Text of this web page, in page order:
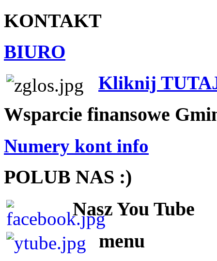
KONTAKT
BIURO
Kliknij
Wsparcie finansowe
Numery kont info
POLUB NAS :)
Nasz You Tube
menu